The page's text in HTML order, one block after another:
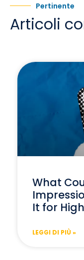
Pertinente
Articoli
What
It for
LEGGI DI PIÙ »